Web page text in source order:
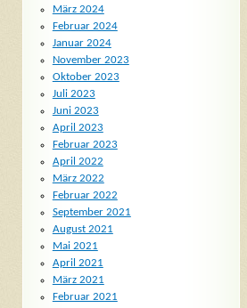
März 2024
Februar 2024
Januar 2024
November 2023
Oktober 2023
Juli 2023
Juni 2023
April 2023
Februar 2023
April 2022
März 2022
Februar 2022
September 2021
August 2021
Mai 2021
April 2021
März 2021
Februar 2021